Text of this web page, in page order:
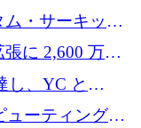
ドルを投資
・サーキット
ドの資金調達
に 2,600 万ド
し、YC と
受信箱を立ち上
ューティングの